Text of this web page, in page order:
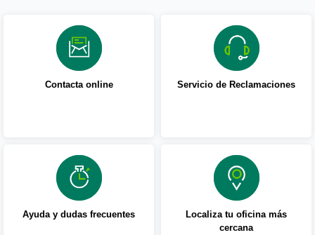
Contacta online Servicio de Reclamaciones
Ayuda y dudas frecuentes
Localiza tu oficina más
cercana